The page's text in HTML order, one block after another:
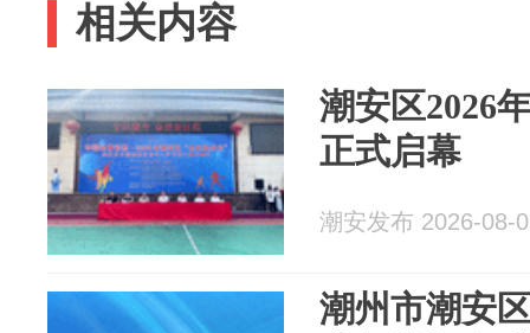
相关内容
潮安区2026
正式启幕
潮安发布 2026-08-
潮州市潮安